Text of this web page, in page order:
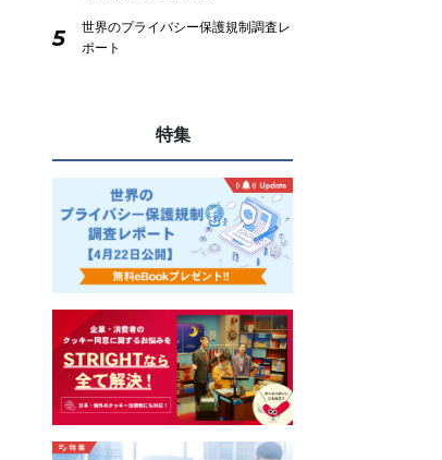
5
世界のプライバシー保護規制調査レ
ポート
特集